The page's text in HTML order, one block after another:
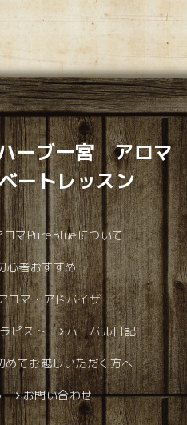
ーブ一宮 アロマ
ートレッスン
ロマPureBlueについて
心者おすすめ
ロマ・アドバイザー
ピスト ハーバル日記
めてお越しいただく方へ
お問い合わせ